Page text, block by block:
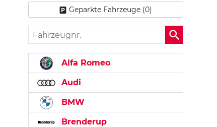
Geparkte Fahrzeuge (0)
Fahrzeugnr.
Alfa Romeo
Audi
BMW
Brenderup